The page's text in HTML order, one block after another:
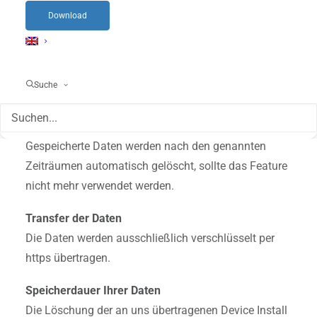
Download
Suche
Standortdaten
Die Standortdaten werden standardmäßig 30 Tage
bei Kundenadressen, sowie 7 Tage für Benutzer
Lediglich der zuletzt bezogene Standort wird
gibt somit keine Historie.
Gespeicherte Daten werden nach den genannten
Zeiträumen automatisch gelöscht, sollte das Feature
nicht mehr verwendet werden.
Transfer der Daten
Die Daten werden ausschließlich verschlüsselt per
https übertragen.
Speicherdauer Ihrer Daten
Die Löschung der an uns übertragenen Device Install